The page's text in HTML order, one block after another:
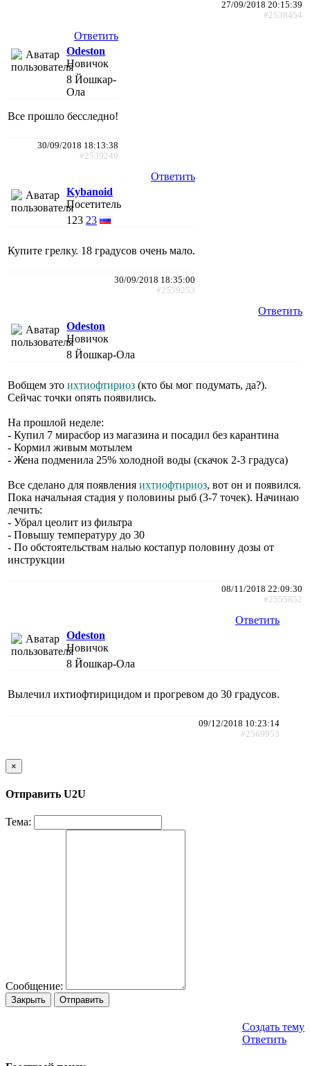
27/09/2018 20:15:39
#2538454
Ответить
Odeston
Новичок
8 Йошкар-
Ола
Все прошло бесследно!
30/09/2018 18:13:38
#2539249
Ответить
Kybanoid
Посетитель
123 23
Купите грелку. 18 градусов очень мало.
30/09/2018 18:35:00
#2539253
Ответить
Odeston
Новичок
8 Йошкар-Ола
Вобщем это ихтиофтириоз (кто бы мог подумать, да?).
Сейчас точки опять появились.
На прошлой неделе:
- Купил 7 мирасбор из магазина и посадил без карантина
- Кормил живым мотылем
- Жена подменила 25% холодной воды (скачок 2-3 градуса)
Все сделано для появления ихтиофтириоз, вот он и появился.
Пока начальная стадия у половины рыб (3-7 точек). Начинаю
лечить:
- Убрал цеолит из фильтра
- Повышу температуру до 30
- По обстоятельствам налью костапур половину дозы от
инструкции
08/11/2018 22:09:30
#2555852
Ответить
Odeston
Новичок
8 Йошкар-Ола
Вылечил ихтиофтирицидом и прогревом до 30 градусов.
09/12/2018 10:23:14
#2569953
×
Отправить U2U
Тема:
Сообщение:
Закрыть Отправить
Создать тему
Ответить